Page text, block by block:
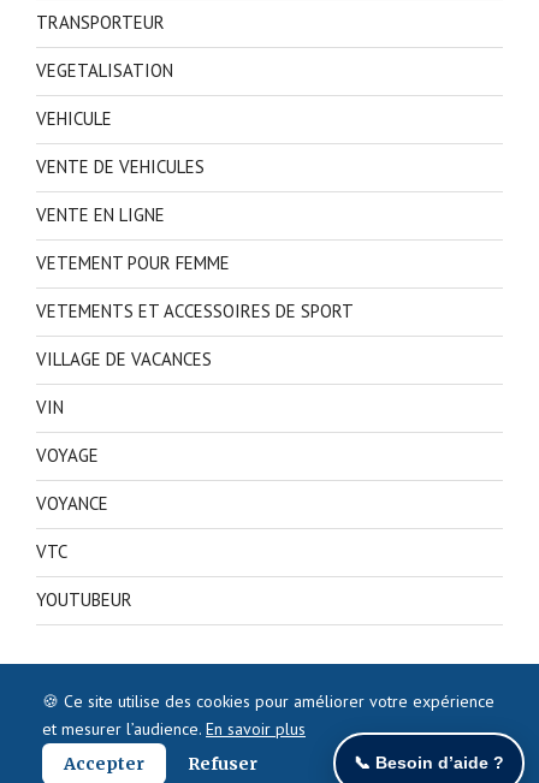
TRANSPORTEUR
VEGETALISATION
VEHICULE
VENTE DE VEHICULES
VENTE EN LIGNE
VETEMENT POUR FEMME
VETEMENTS ET ACCESSOIRES DE SPORT
VILLAGE DE VACANCES
VIN
VOYAGE
VOYANCE
VTC
YOUTUBEUR
🍪 Ce site utilise des cookies pour améliorer votre expérience
et mesurer l’audience. En savoir plus
Accepter
Refuser 📞 Besoin d’aide ?